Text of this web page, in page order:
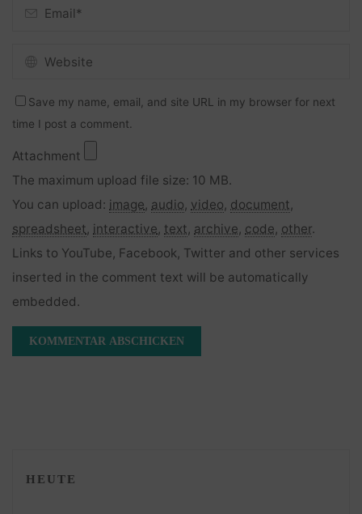
Save my name, email, and site URL in my browser for next
time I post a comment.
Attachment
The maximum upload file size: 10 MB.
You can upload: image, audio, video, document,
spreadsheet, interactive, text, archive, code, other.
Links to YouTube, Facebook, Twitter and other services
inserted in the comment text will be automatically
embedded.
HEUTE